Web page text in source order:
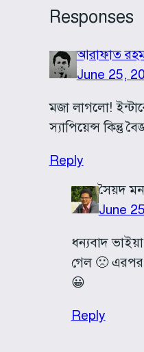
Responses
আরাফাত
June 25,
মজা লাগলো!
স্যাপিয়েন্স কিন্তু
Reply
সৈয়দ
June
ধন্যবাদ
গেল 🙁 এরপর
😀
Reply